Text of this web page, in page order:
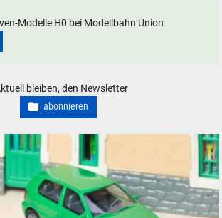
Modelle H0 bei Modellbahn Union
bleiben, den Newsletter
abonnieren